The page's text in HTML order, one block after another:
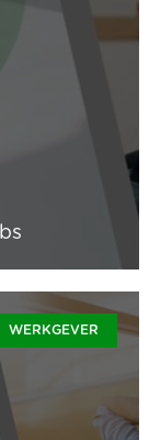
rechten op
...). ‘An
wat je als
lees je in
ook hoe je
WERKGEVER
kent
je op.